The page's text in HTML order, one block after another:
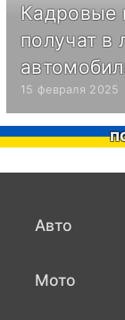
Кадровые
получат в
15 февраля 2025
Авто
Мото